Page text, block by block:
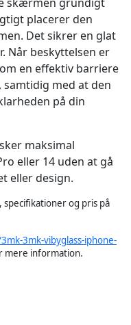
placerer den
Det sikrer en glat
Når beskyttelsen er
en effektiv barriere
med at den
på din
maksimal
eller 14 uden at gå
eller design.
og pris på
3mk-vibyglass-iphone-
mere information.